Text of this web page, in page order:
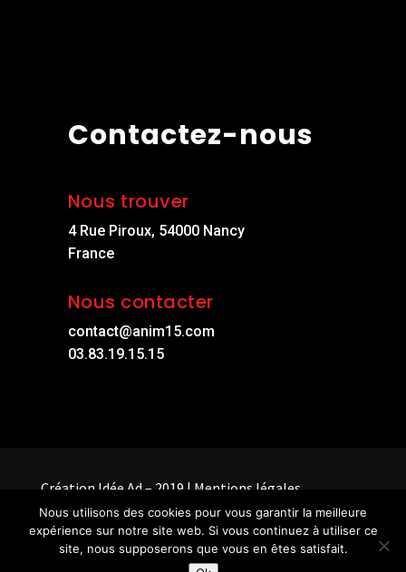
Contactez-nous
Nous trouver
4 Rue Piroux, 54000 Nancy
France
Nous contacter
contact@anim15.com
03.83.19.15.15
Création Idée Ad– 2019 | Mentions légales
Nous utilisons des cookies pour vous garantir la meilleure
expérience sur notre site web. Si vous continuez à utiliser ce
site, nous supposerons que vous en êtes satisfait.